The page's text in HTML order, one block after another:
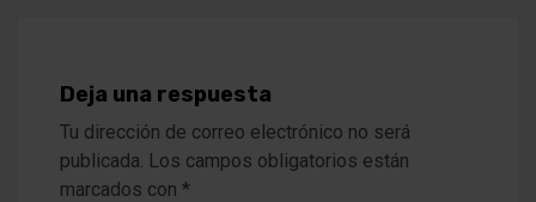
Deja una respuesta
Tu dirección de correo electrónico no será
publicada. Los campos obligatorios están
marcados con *